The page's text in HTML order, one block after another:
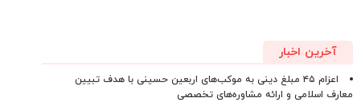
آخرین اخبار
اعزام ۴۵ مبلغ دینی به موکب‌های اربعین حسینی با هدف تبیین
معارف اسلامی و ارائه مشاوره‌های تخصصی